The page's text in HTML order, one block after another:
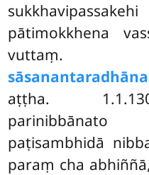
pātimokkhena
aṭṭha.
parinibbānato
paṭisambhidā
paraṃ cha